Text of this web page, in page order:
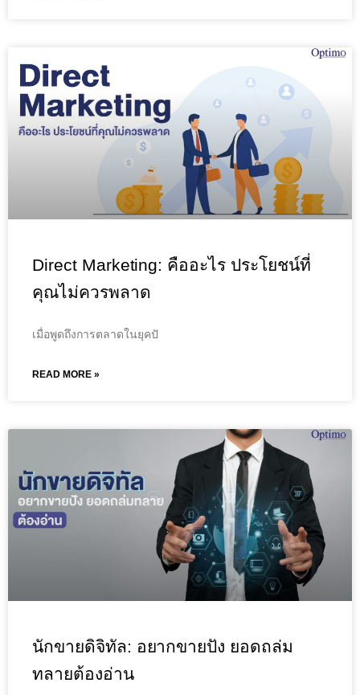
Direct Marketing: คืออะไร ประโยชน์ที่
คุณไม่ควรพลาด
เมื่อพูดถึงการตลาดในยุคปั
READ MORE »
นักขายดิจิทัล: อยากขายปัง ยอดถล่ม
ทลายต้องอ่าน